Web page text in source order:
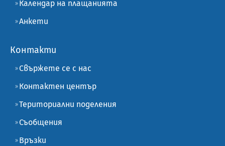
Календар на плащанията
Анкети
Контакти
Свържете се с нас
Контактен център
Териториални поделения
Съобщения
Връзки